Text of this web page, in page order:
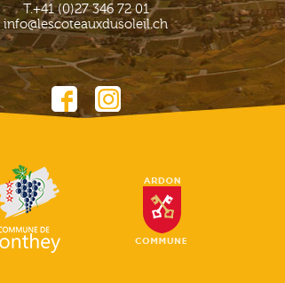
T.+41 (0)27 346 72 01
info@lescoteauxdusoleil.ch